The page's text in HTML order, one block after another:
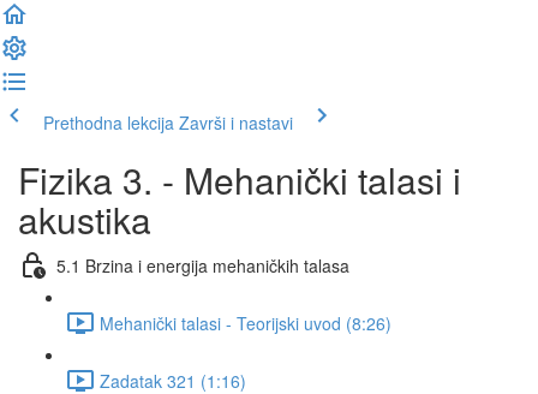
Prethodna lekcija Završi i nastavi
Fizika 3. - Mehanički talasi i
akustika
5.1 Brzina i energija mehaničkih talasa
Mehanički talasi - Teorijski uvod (8:26)
Zadatak 321 (1:16)